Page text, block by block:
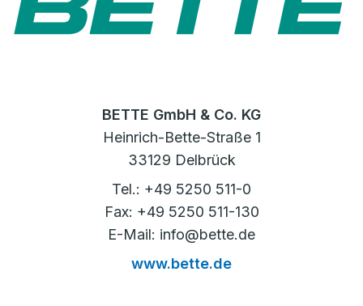
BETTE GmbH & Co. KG
Heinrich-Bette-Straße 1
33129 Delbrück
Tel.: +49 5250 511-0
Fax: +49 5250 511-130
E-Mail: info@bette.de
www.bette.de